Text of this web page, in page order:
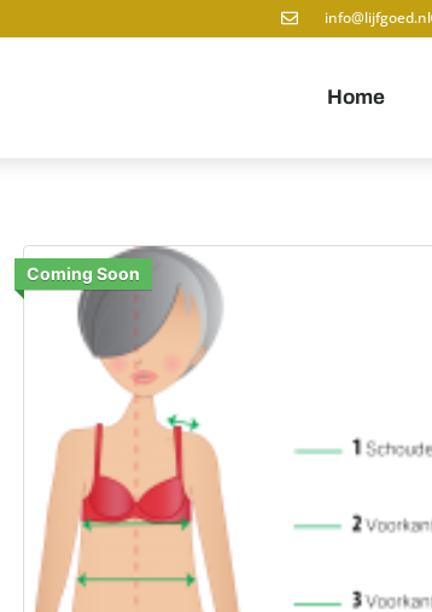
info@lijfgoed.nl
Home
Coming Soon